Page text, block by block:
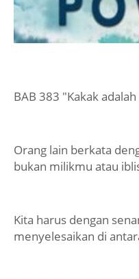
BAB 383 "Kakak
Orang lain berkata
bukan milikmu atau
Kita harus dengan
menyelesaikan di